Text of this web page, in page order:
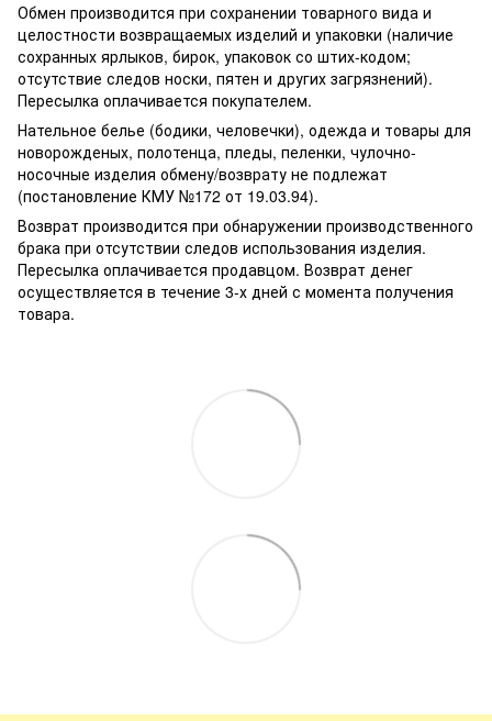
Обмен производится при сохранении товарного вида и
целостности возвращаемых изделий и упаковки (наличие
сохранных ярлыков, бирок, упаковок со штих-кодом;
отсутствие следов носки, пятен и других загрязнений).
Пересылка оплачивается покупателем.
Нательное белье (бодики, человечки), одежда и товары для
новорожденых, полотенца, пледы, пеленки, чулочно-
носочные изделия обмену/возврату не подлежат
(постановление КМУ №172 от 19.03.94).
Возврат производится при обнаружении производственного
брака при отсутствии следов использования изделия.
Пересылка оплачивается продавцом. Возврат денег
осуществляется в течение 3-х дней с момента получения
товара.